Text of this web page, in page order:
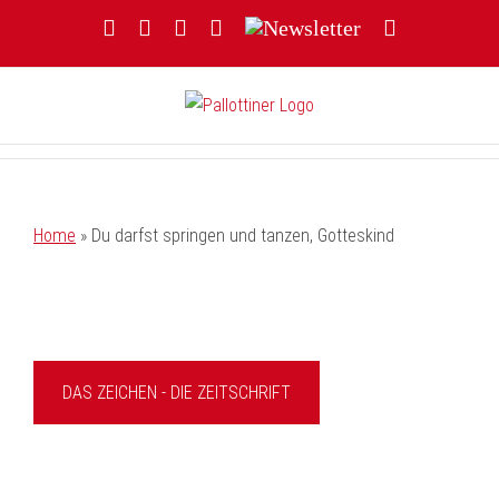
FacebookYouTubeInstagram
Threads
Newsletter
Home » Du darfst springen und tanzen, Gotteskind
DAS ZEICHEN - DIE ZEITSCHRIFT